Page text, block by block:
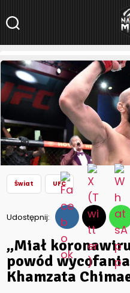
NaszeMMA.pl»Aktualności»
znamy powód wycofania się
Chimaeva
Świat UFC
Udostępnij:
„Miał
powód
Khamzata